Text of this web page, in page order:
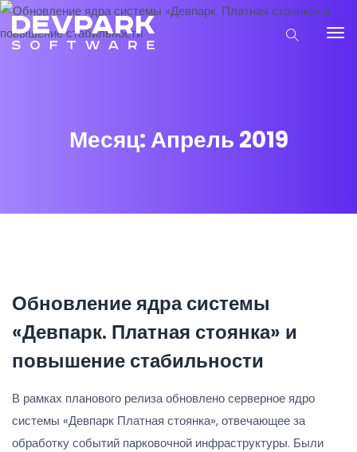
Месяц: Апрель 2019
Обновление ядра системы
«Девпарк. Платная стоянка» и
повышение стабильности
В рамках планового релиза обновлено серверное ядро
системы «Девпарк Платная стоянка», отвечающее за
обработку событий парковочной инфраструктуры. Были